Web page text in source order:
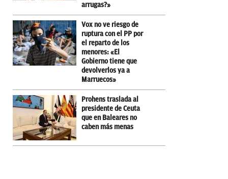
arrugas?»
Vox no ve riesgo de
ruptura con el PP por
el reparto de los
menores: «El
Gobierno tiene que
devolverlos ya a
Marruecos»
Prohens traslada al
presidente de Ceuta
que en Baleares no
caben más menas